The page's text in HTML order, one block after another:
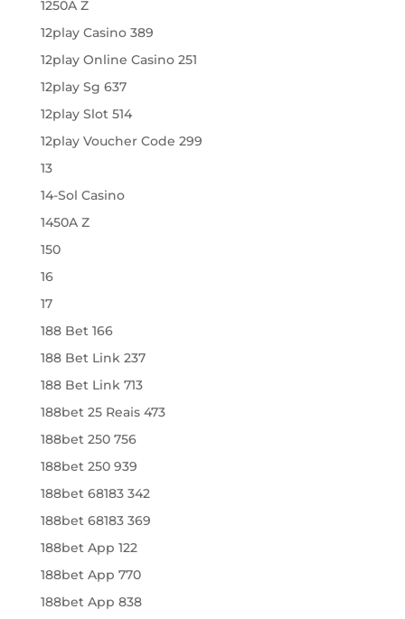
1250A Z
12play Casino 389
12play Online Casino 251
12play Sg 637
12play Slot 514
12play Voucher Code 299
13
14-Sol Casino
1450A Z
150
16
17
188 Bet 166
188 Bet Link 237
188 Bet Link 713
188bet 25 Reais 473
188bet 250 756
188bet 250 939
188bet 68183 342
188bet 68183 369
188bet App 122
188bet App 770
188bet App 838